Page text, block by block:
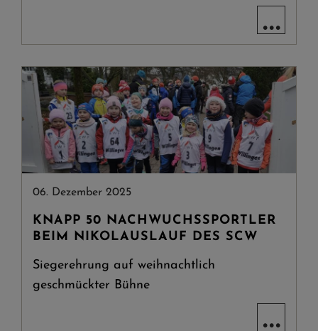
...
06. Dezember 2025
KNAPP 50 NACHWUCHSSPORTLER
BEIM NIKOLAUSLAUF DES SCW
Siegerehrung auf weihnachtlich
geschmückter Bühne
...